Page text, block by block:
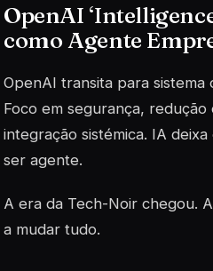
OpenAI
como Agente
OpenAI transita para sistema
Foco em segurança, redução
integração sistémica. IA
ser agente.
A era da Tech-Noir chegou.
a mudar tudo.